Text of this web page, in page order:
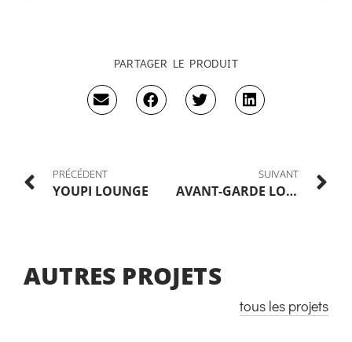
PARTAGER LE PRODUIT
PRÉCÉDENT
YOUPI LOUNGE
SUIVANT
AVANT-GARDE LOUNGE AVEC OTTOMAN
AUTRES PROJETS
tous les projets